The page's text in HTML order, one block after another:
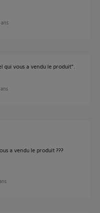
qui vous a vendu le produit".
a vendu le produit ???